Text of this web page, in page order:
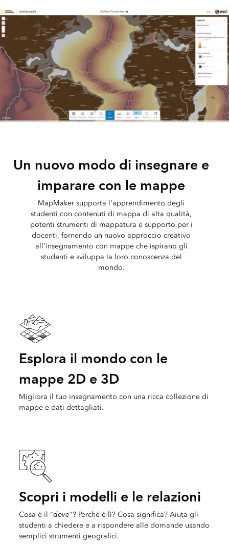
Un nuovo modo di insegnare e
imparare con le mappe
MapMaker supporta l'apprendimento degli
studenti con contenuti di mappa di alta qualità,
potenti strumenti di mappatura e supporto per i
docenti, fornendo un nuovo approccio creativo
all'insegnamento con mappe che ispirano gli
studenti e sviluppa la loro conoscenza del
mondo.
Esplora il mondo con le
mappe 2D e 3D
Migliora il tuo insegnamento con una ricca collezione di
mappe e dati dettagliati.
Scopri i modelli e le relazioni
Cosa è il "dove"? Perché è lì? Cosa significa? Aiuta gli
studenti a chiedere e a rispondere alle domande usando
semplici strumenti geografici.